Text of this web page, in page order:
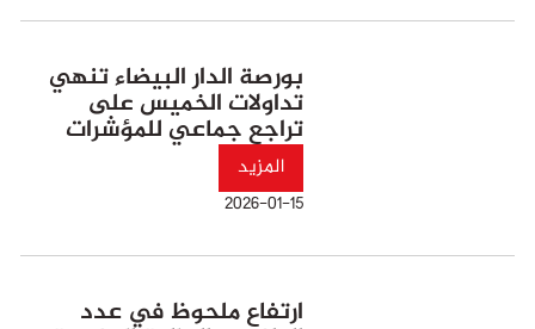
بورصة الدار البيضاء تنهي
تداولات الخميس على
تراجع جماعي للمؤشرات
المزيد
2026-01-15
ارتفاع ملحوظ في عدد